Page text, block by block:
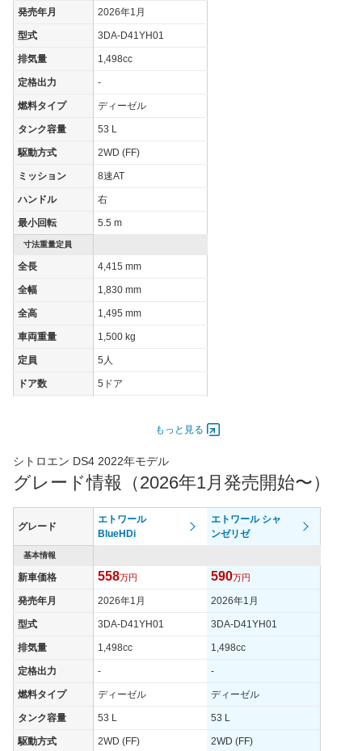
発売年月 2026年1月
型式 3DA-D41YH01
排気量 1,498cc
定格出力 -
燃料タイプ ディーゼル
タンク容量 53 L
駆動方式 2WD (FF)
ミッション 8速AT
ハンドル 右
最小回転 5.5 m
寸法重量定員
全長 4,415 mm
全幅 1,830 mm
全高 1,495 mm
車両重量 1,500 kg
定員 5人
ドア数 5ドア
最高出力 96.00 [130]/ 5,500
最高トルク 300 [30.6]/ 1,750
タイヤ
タイヤサイズ
(前)
タイヤサイズ
(後)
205/55R19
燃費
WLTCモード 21.2km/L
WLTCモード(市
街地)
WLTCモード(郊
21.2km/L
もっと見る
シトロエン DS4 2022年モデル
グレード情報（2026年1月発売開始〜）
グレード
エトワール
BlueHDi
エトワール シャ
ンゼリゼ
基本情報
新車価格 558万円 590万円
発売年月 2026年1月 2026年1月
型式 3DA-D41YH01 3DA-D41YH01
排気量 1,498cc 1,498cc
定格出力 - -
燃料タイプ ディーゼル ディーゼル
タンク容量 53 L 53 L
駆動方式 2WD (FF) 2WD (FF)